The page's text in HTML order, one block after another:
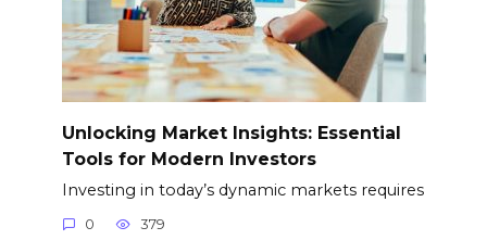
Unlocking Market Insights: Essential
Tools for Modern Investors
Investing in today’s dynamic markets requires
0 379